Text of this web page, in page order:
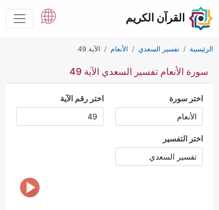
القرآن الكريم
الرئيسية تفسير السعدي الأنعام الآية 49
سورة الأنعام تفسير السعدي الآية 49
اختر سورة اختر رقم الآية
اختر التفسير